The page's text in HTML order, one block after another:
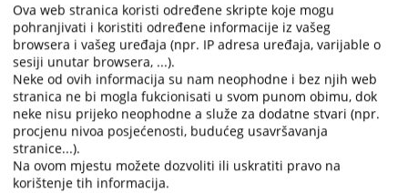
Povjerljivost
Postupak medijacije je povjerljive prirode. Izjave
stranaka iznesene u postupku medijacije ne mogu se
bez odobrenja stranaka koristiti kao dokaz u bilo kojem
drugom postupku.
Jednakost stranaka
Stranke u postupku medijacije imaju jednaka prava.
Ova web stranica koristi određene skripte koje mogu
pohranjivati i koristiti određene informacije iz vašeg
browsera i vašeg uređaja (npr. IP adresa uređaja, varijable o
sesiji unutar browsera, ...).
Neke od ovih informacija su nam neophodne i bez njih web
stranica ne bi mogla fukcionisati u svom punom obimu, dok
neke nisu prijeko neophodne a služe za dodatne stvari (npr.
procjenu nivoa posjećenosti, budućeg usavršavanja
stranice...).
Na ovom mjestu možete dozvoliti ili uskratiti pravo na
korištenje tih informacija.